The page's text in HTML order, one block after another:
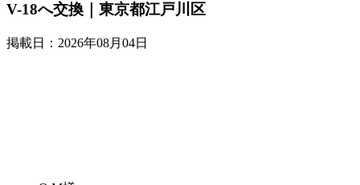
V-18へ交換｜東京都江戸川区
掲載日：2026年08月04日